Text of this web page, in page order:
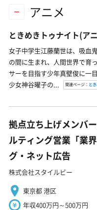
アニメ
ときめきトゥナイト(アニ
女子中学生江藤蘭世は、吸血
の間に生まれ、人間世界で育
サーを目指す少年真壁俊に一
少女神谷曜子の...
関連ページ： と
拠点立ち上げメンバ
ルティング営業「業
グ・ネット広告
株式会社スタイルビー
東京都 港区
年収400万円～500万円